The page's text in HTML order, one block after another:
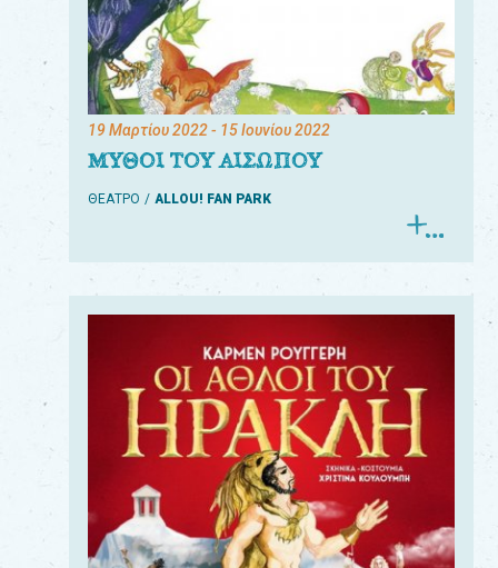
19 Μαρτίου 2022- 15 Ιουνίου 2022
ΜΥΘΟΙ ΤΟΥ ΑΙΣΩΠΟΥ
ΘΕΑΤΡΟ ALLOU! FAN PARK